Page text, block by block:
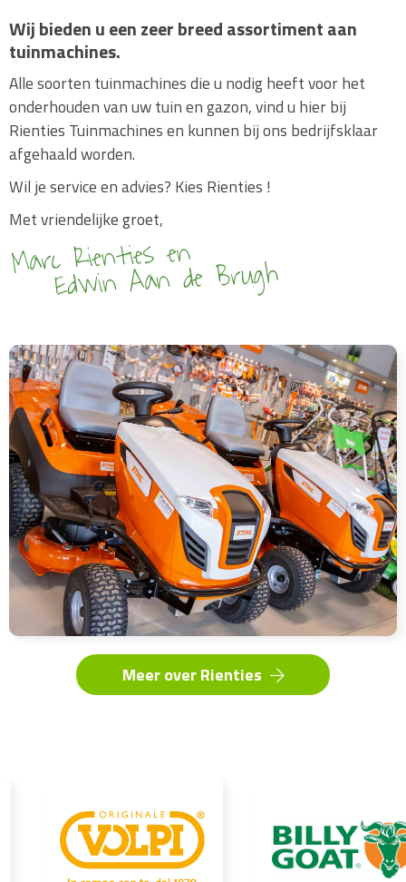
Wij bieden u een zeer breed assortiment aan
tuinmachines.
Alle soorten tuinmachines die u nodig heeft voor het
onderhouden van uw tuin en gazon, vind u hier bij
Rienties Tuinmachines en kunnen bij ons bedrijfsklaar
afgehaald worden.
Wil je service en advies? Kies Rienties !
Met vriendelijke groet,
Meer over Rienties